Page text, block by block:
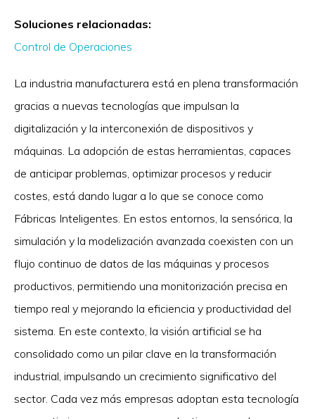
Soluciones relacionadas:
Control de Operaciones
La industria manufacturera está en plena transformación
gracias a nuevas tecnologías que impulsan la
digitalización y la interconexión de dispositivos y
máquinas. La adopción de estas herramientas, capaces
de anticipar problemas, optimizar procesos y reducir
costes, está dando lugar a lo que se conoce como
Fábricas Inteligentes. En estos entornos, la sensórica, la
simulación y la modelización avanzada coexisten con un
flujo continuo de datos de las máquinas y procesos
productivos, permitiendo una monitorización precisa en
tiempo real y mejorando la eficiencia y productividad del
sistema. En este contexto, la visión artificial se ha
consolidado como un pilar clave en la transformación
industrial, impulsando un crecimiento significativo del
sector. Cada vez más empresas adoptan esta tecnología